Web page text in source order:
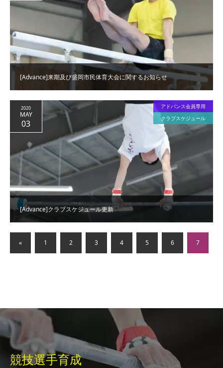
[Advance]来期及び盛岡市民体育大会に関するお知らせ
[Advance]クラブスケジュール更新
2020
MAY
03
アドバンス会員専用
クラブスケジュール
« 1 2 3 4 5 6 7
競技選手育成